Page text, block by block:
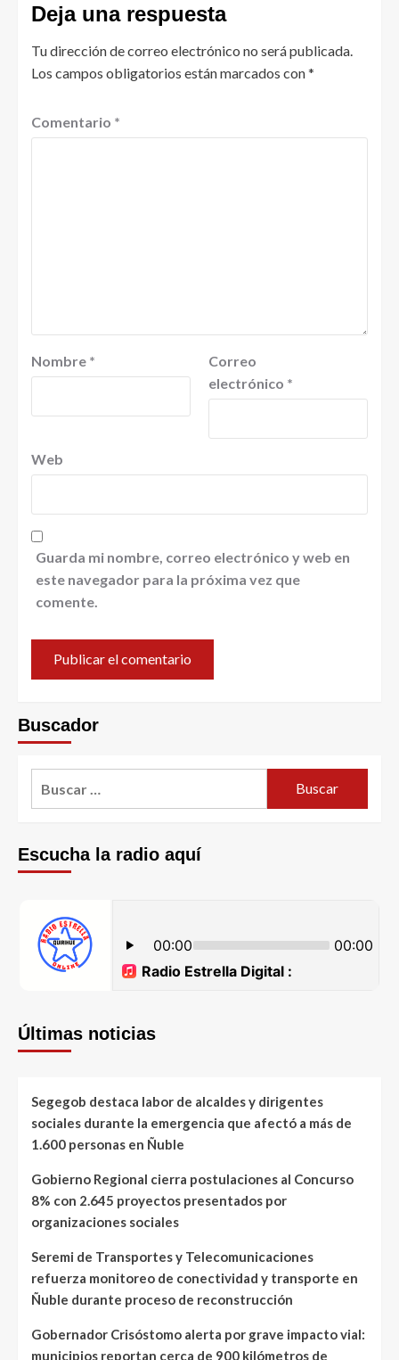
Deja una respuesta
Tu dirección de correo electrónico no será publicada.
Los campos obligatorios están marcados con*
Comentario *
Nombre *
Correo
electrónico *
Web
Guarda mi nombre, correo electrónico y web en
este navegador para la próxima vez que
comente.
Buscador
Escucha la radio aquí
Últimas noticias
Segegob destaca labor de alcaldes y dirigentes
sociales durante la emergencia que afectó a más de
1.600 personas en Ñuble
Gobierno Regional cierra postulaciones al Concurso
8% con 2.645 proyectos presentados por
organizaciones sociales
Seremi de Transportes y Telecomunicaciones
refuerza monitoreo de conectividad y transporte en
Ñuble durante proceso de reconstrucción
Gobernador Crisóstomo alerta por grave impacto vial:
municipios reportan cerca de 900 kilómetros de